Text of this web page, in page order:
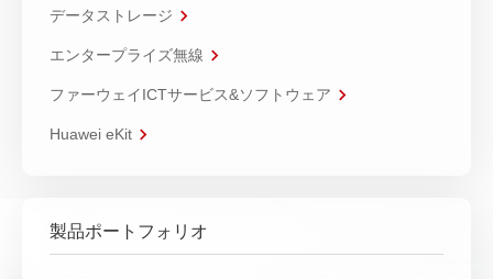
データストレージ
エンタープライズ無線
ファーウェイICTサービス&ソフトウェア
Huawei eKit
製品ポートフォリオ